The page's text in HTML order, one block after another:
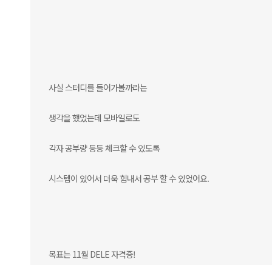
사실 스터디를 들어가볼까라는
생각을 했었는데 모바일로도
각자 공부량 등등 체크할 수 있도록
시스템이 있어서 더욱 힘내서 공부 할 수 있었어요.
목표는 11월 DELE 자격증!